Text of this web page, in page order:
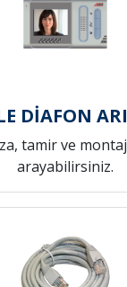
DİAFON
tamir ve
arayabilirsiniz.